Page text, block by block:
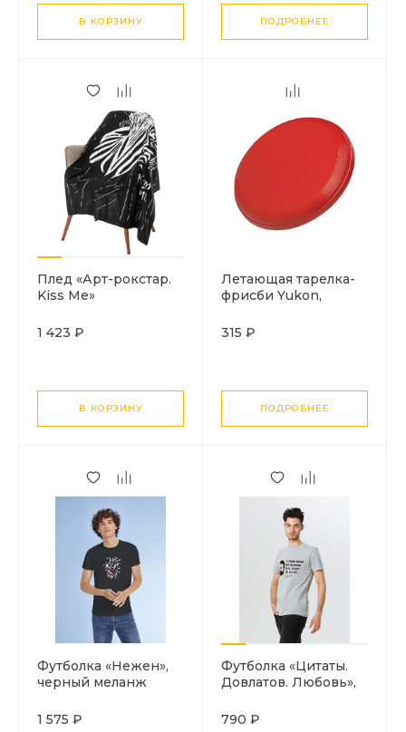
В КОРЗИНУ ПОДРОБНЕЕ
Плед «Арт-рокстар.
Kiss Me»
1 423 ₽
В КОРЗИНУ
Летающая тарелка-
фрисби Yukon,
315 ₽
ПОДРОБНЕЕ
Футболка «Нежен»,
черный меланж
1 575 ₽
Футболка «Цитаты.
Довлатов. Любовь»,
790 ₽